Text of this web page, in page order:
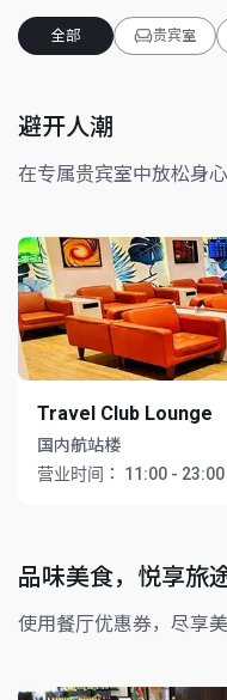
全部 贵宾室
避开人潮
在专属贵宾室中放松身
Travel Club Lounge
国内航站楼
营业时间：
11:00 - 23:00
品味美食，悦享旅
使用餐厅优惠券，尽享